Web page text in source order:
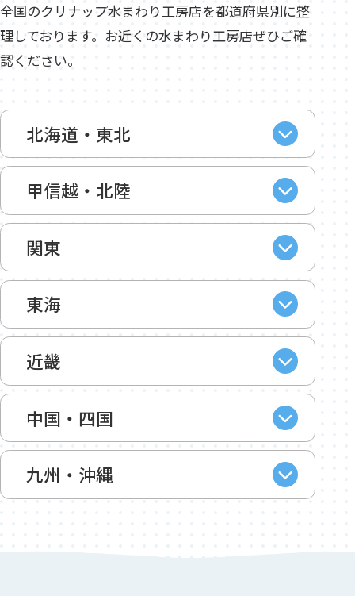
全国のクリナップ水まわり工房店を都道府県別に整
理しております。お近くの水まわり工房店ぜひご確
認ください。
北海道・東北
甲信越・北陸
関東
東海
近畿
中国・四国
九州・沖縄